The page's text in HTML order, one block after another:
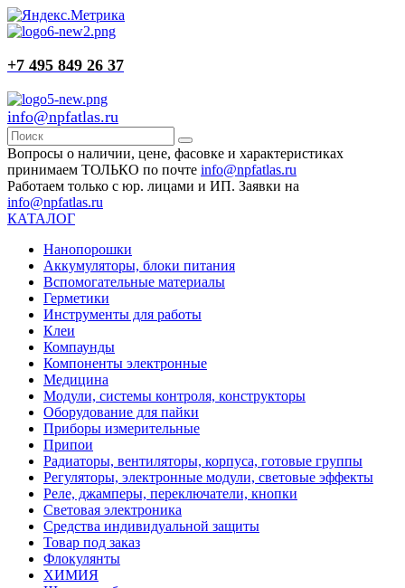
+7 495 849 26 37
info@npfatlas.ru
Вопросы о наличии, цене, фасовке и характеристиках
принимаем ТОЛЬКО по почте info@npfatlas.ru
Работаем только с юр. лицами и ИП. Заявки на
info@npfatlas.ru
КАТАЛОГ
Нанопорошки
Аккумуляторы, блоки питания
Вспомогательные материалы
Герметики
Инструменты для работы
Клеи
Компаунды
Компоненты электронные
Медицина
Модули, системы контроля, конструкторы
Оборудование для пайки
Приборы измерительные
Припои
Радиаторы, вентиляторы, корпуса, готовые группы
Регуляторы, электронные модули, световые эффекты
Реле, джамперы, переключатели, кнопки
Световая электроника
Средства индивидуальной защиты
Товар под заказ
Флокулянты
ХИМИЯ